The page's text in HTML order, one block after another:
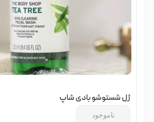
ژل شستوشو بادی شاپ
ناموجود